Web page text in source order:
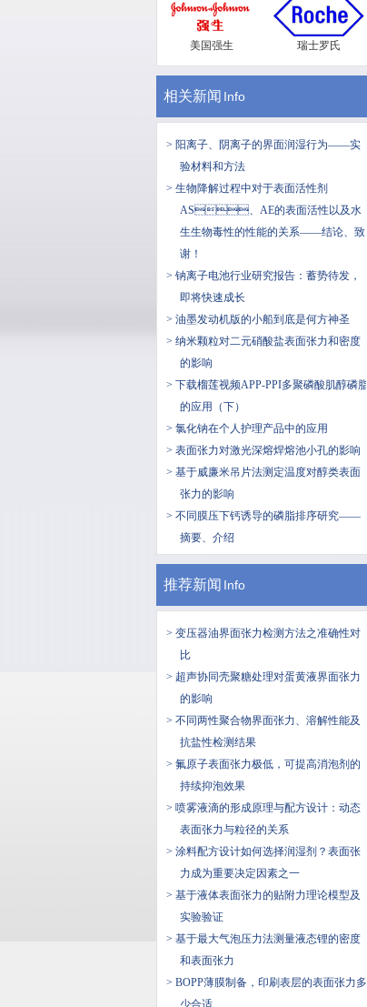
美国强生 瑞士罗氏
相关新闻 Info
> 阳离子、阴离子的界面润湿行为——实
验材料和方法
> 生物降解过程中对于表面活性剂
AS、AE的表面活性以及水
生生物毒性的性能的关系——结论、致
谢！
> 钠离子电池行业研究报告：蓄势待发，
即将快速成长
> 油墨发动机版的小船到底是何方神圣
> 纳米颗粒对二元硝酸盐表面张力和密度
的影响
> 下载榴莲视频APP-PPI多聚磷酸肌醇磷脂
的应用（下）
> 氯化钠在个人护理产品中的应用
> 表面张力对激光深熔焊熔池小孔的影响
> 基于威廉米吊片法测定温度对醇类表面
张力的影响
> 不同膜压下钙诱导的磷脂排序研究——
摘要、介绍
推荐新闻 Info
> 变压器油界面张力检测方法之准确性对
比
> 超声协同壳聚糖处理对蛋黄液界面张力
的影响
> 不同两性聚合物界面张力、溶解性能及
抗盐性检测结果
> 氟原子表面张力极低，可提高消泡剂的
持续抑泡效果
> 喷雾液滴的形成原理与配方设计：动态
表面张力与粒径的关系
> 涂料配方设计如何选择润湿剂？表面张
力成为重要决定因素之一
> ​基于液体表面张力的贴附力理论模型及
实验验证
> 基于最大气泡压力法测量液态锂的密度
和表面张力
> BOPP薄膜制备，印刷表层的表面张力多
少合适